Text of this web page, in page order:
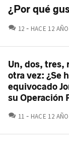
¿Por qué
12 COMENTARIOS
HACE 12
Un, dos, tres,
otra vez: ¿Se
equivocado
su Operación
11 COMENTARIOS
HACE 12